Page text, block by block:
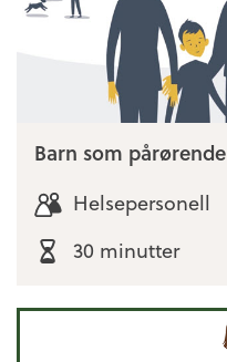
Barn som pårørende
Helsepersonell
30 minutter